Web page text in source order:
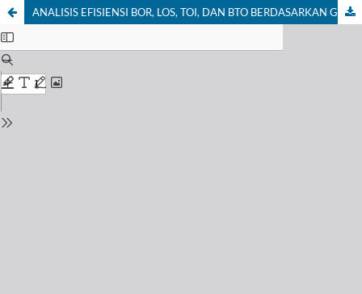
ANALISIS EFISIENSI BOR, LOS, TOI, DAN BTO BERDASARKAN GRAFIK BARBER JOHNSON